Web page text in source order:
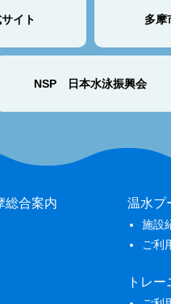
イト 多摩
NSP 日本水泳振興会
総合案内 温水プ
施設
ご利
トレ